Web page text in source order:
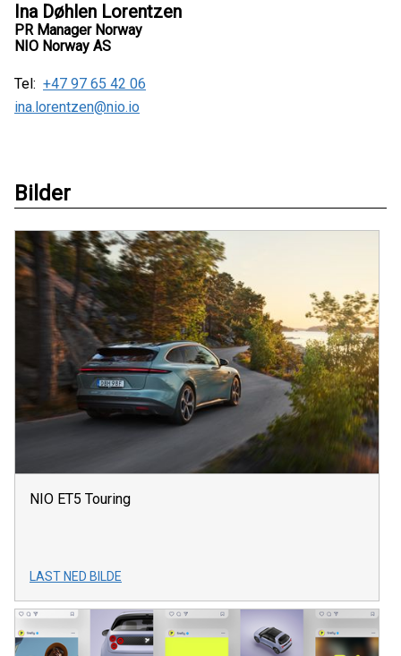
Ina Døhlen Lorentzen
PR Manager Norway
NIO Norway AS
Tel: +47 97 65 42 06
ina.lorentzen@nio.io
Bilder
NIO ET5 Touring
LAST NED BILDE